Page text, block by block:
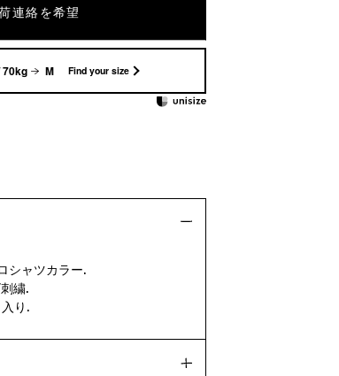
連絡を希望
M Find your size
シャツカラー.
繍.
り.